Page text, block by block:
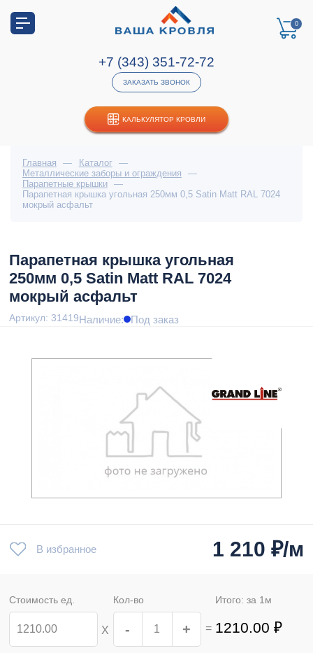
КАЛЬКУЛЯТОР КРОВЛИ
0
+7 (343) 351-72-72
ЗАКАЗАТЬ ЗВОНОК
Главная — Каталог
—
Металлические заборы и ограждения
—
Парапетные крышки
—
Парапетная крышка угольная 250мм 0,5 Satin Мatt RAL 7024
мокрый асфальт
Парапетная крышка угольная
250мм 0,5 Satin Мatt RAL 7024
мокрый асфальт
Артикул: 31419Наличие: Под заказ
В избранное 1 210 ₽/м
Стоимость ед.
Х
Кол-во
- + =
Итого: за 1 м
1210.00 ₽